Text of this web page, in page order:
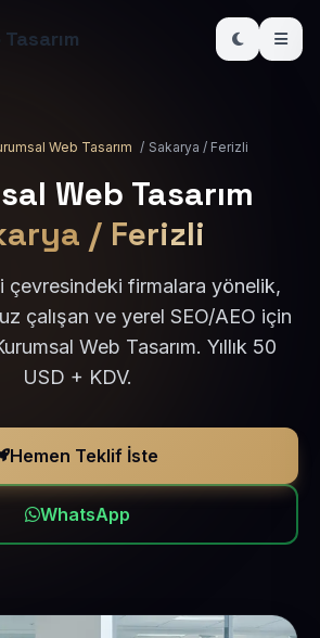
Web Tasarım / Sakarya / Ferizli
Web Tasarım
/ Ferizli
çevresindeki firmalara yönelik,
çalışan ve yerel SEO/AEO için
Web Tasarım. Yıllık 50
USD + KDV.
Hemen Teklif İste
WhatsApp